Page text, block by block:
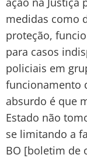
medidas como
proteção,
para casos
policiais em
funcionamento
absurdo é que
Estado não
se limitando a
BO [boletim de